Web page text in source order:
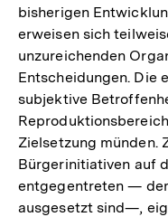
bisherigen
erweisen sich
unzureichenden
Entscheidungen. Die
subjektive
Zielsetzung münden.
Bürgerinitiativen auf
entgegentreten —
ausgesetzt sind—,